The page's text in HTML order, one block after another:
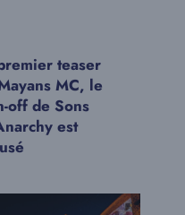
teaser
MC, le
off de Sons
est